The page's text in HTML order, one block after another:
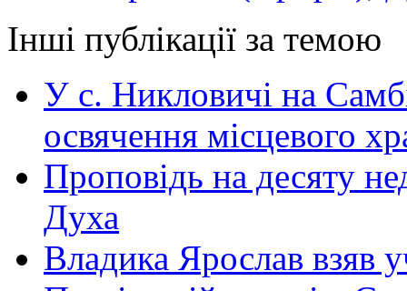
Інші публікації за темою
У с. Никловичі на
освячення місцевого
Проповідь на десяту
Духа
Владика Ярослав взяв